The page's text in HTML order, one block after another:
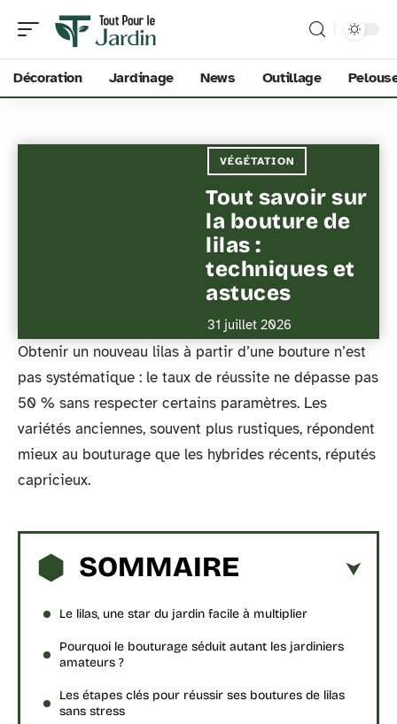
Décoration Jardinage News Outillage
VÉGÉTATION
Tout savoir sur
la bouture de
lilas :
techniques et
astuces
31 juillet 2026
Obtenir un nouveau lilas à partir d’une bouture n’est
pas systématique : le taux de réussite ne dépasse pas
50 % sans respecter certains paramètres. Les
variétés anciennes, souvent plus rustiques, répondent
mieux au bouturage que les hybrides récents, réputés
capricieux.
SOMMAIRE
Le lilas, une star du jardin facile à multiplier
Pourquoi le bouturage séduit autant les jardiniers
amateurs ?
Les étapes clés pour réussir ses boutures de lilas
sans stress